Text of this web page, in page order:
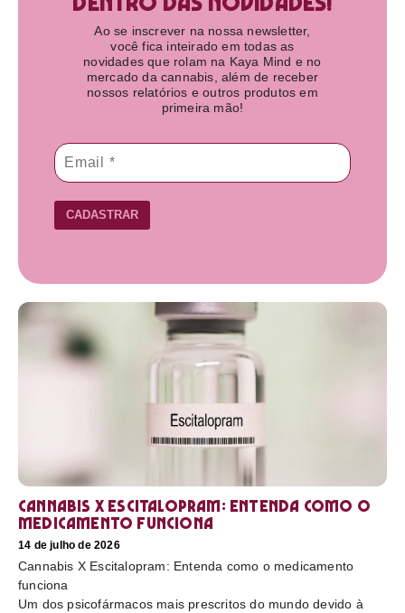
Ao se inscrever na nossa newsletter,
você fica inteirado em todas as
novidades que rolam na Kaya Mind e no
mercado da cannabis, além de receber
nossos relatórios e outros produtos em
primeira mão!
CADASTRAR
Cannabis X Escitalopram: Entenda como o
medicamento funciona
14 de julho de 2026
Cannabis X Escitalopram: Entenda como o medicamento
funciona
Um dos psicofármacos mais prescritos do mundo devido à